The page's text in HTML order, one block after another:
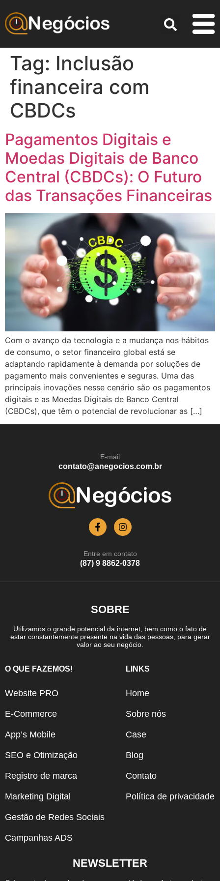
Tag: Inclusão
financeira com
CBDCs
Pagamentos Digitais e
Moedas Digitais de Banco
Central (CBDCs): O Futuro
das Transações Financeiras
Com o avanço da tecnologia e a mudança nos hábitos
de consumo, o setor financeiro global está se
adaptando rapidamente à demanda por soluções de
pagamento mais convenientes e seguras. Uma das
principais inovações nesse cenário são os pagamentos
digitais e as Moedas Digitais de Banco Central
(CBDCs), que têm o potencial de revolucionar as […]
E-mail
contato@anegocios.com.br
Entre em contato
(87) 9 8862-0378
SOBRE
Utilizamos o grande potencial da internet, bem como o fato de
estar constantemente presente na vida das pessoas, para gerar
valor ao seu negócio.
O QUE FAZEMOS!
Website PRO
E-Commerce
App’s Mobile
SEO e Otimização
Registro de marca
Marketing Digital
Gestão de Redes Sociais
Campanhas ADS
LINKS
Home
Sobre nós
Case
Blog
Contato
Política de privacidade
NEWSLETTER